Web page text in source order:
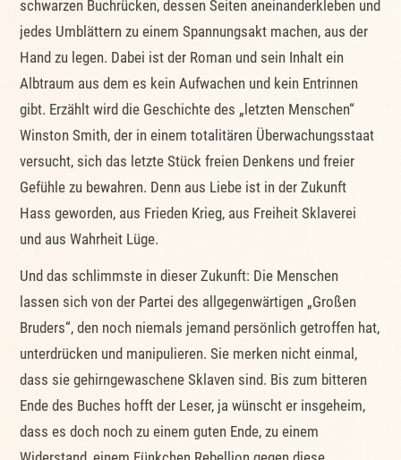
schwarzen Buchrücken, dessen Seiten aneinanderkleben und
jedes Umblättern zu einem Spannungsakt machen, aus der
Hand zu legen. Dabei ist der Roman und sein Inhalt ein
Albtraum aus dem es kein Aufwachen und kein Entrinnen
gibt. Erzählt wird die Geschichte des „letzten Menschen“
Winston Smith, der in einem totalitären Überwachungsstaat
versucht, sich das letzte Stück freien Denkens und freier
Gefühle zu bewahren. Denn aus Liebe ist in der Zukunft
Hass geworden, aus Frieden Krieg, aus Freiheit Sklaverei
und aus Wahrheit Lüge.
Und das schlimmste in dieser Zukunft: Die Menschen
lassen sich von der Partei des allgegenwärtigen „Großen
Bruders“, den noch niemals jemand persönlich getroffen hat,
unterdrücken und manipulieren. Sie merken nicht einmal,
dass sie gehirngewaschene Sklaven sind. Bis zum bitteren
Ende des Buches hofft der Leser, ja wünscht er insgeheim,
dass es doch noch zu einem guten Ende, zu einem